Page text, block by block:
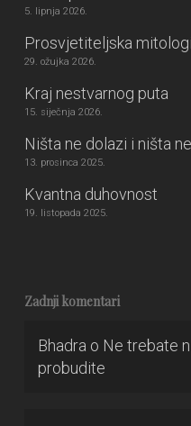
5. lipnja 2026.
Prosvjetiteljska
29. ožujka 2026.
Kraj nestvarnog puta
15. siječnja 2026.
Ništa ne dolazi i ništa
13. prosinca 2025.
Kvantna duhovnost
19. listopada 2025.
Zadnji komentari
Bhadra o Ne trebate
probudite